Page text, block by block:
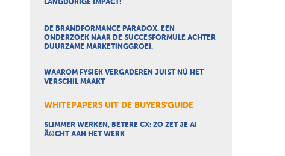
LANGDURIGE IMPACT!
DE BRANDFORMANCE PARADOX. EEN
ONDERZOEK NAAR DE SUCCESFORMULE ACHTER
DUURZAME MARKETINGGROEI.
WAAROM FYSIEK VERGADEREN JUIST NÚ HET
VERSCHIL MAAKT
WHITEPAPERS UIT DE BUYERS'GUIDE
SLIMMER WERKEN, BETERE CX: ZO ZET JE AI
Ã©CHT AAN HET WERK